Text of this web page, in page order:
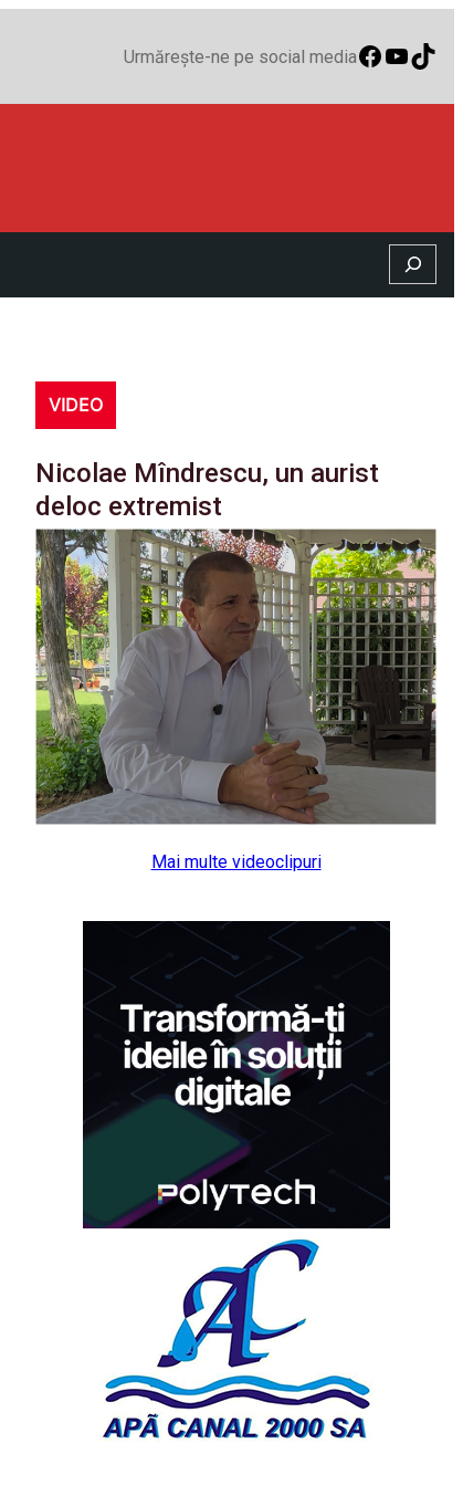
Urmărește-ne pe social media
Search
VIDEO
Nicolae Mîndrescu, un aurist
deloc extremist
Mai multe videoclipuri